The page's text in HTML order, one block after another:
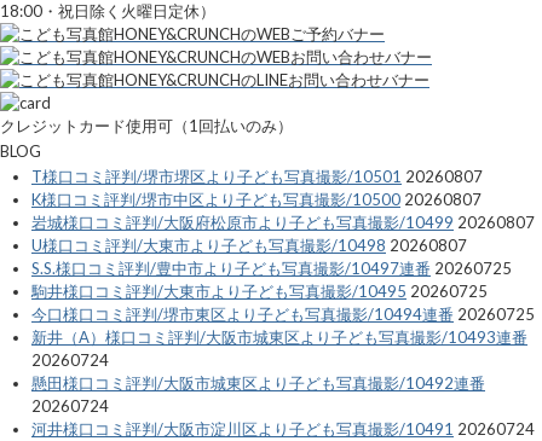
18:00・祝日除く火曜日定休）
クレジットカード使用可（1回払いのみ）
BLOG
T様口コミ評判/堺市堺区より子ども写真撮影/10501 20260807
K様口コミ評判/堺市中区より子ども写真撮影/10500 20260807
岩城様口コミ評判/大阪府松原市より子ども写真撮影/10499 20260807
U様口コミ評判/大東市より子ども写真撮影/10498 20260807
S.S.様口コミ評判/豊中市より子ども写真撮影/10497連番 20260725
駒井様口コミ評判/大東市より子ども写真撮影/10495 20260725
今口様口コミ評判/堺市東区より子ども写真撮影/10494連番 20260725
新井（A）様口コミ評判/大阪市城東区より子ども写真撮影/10493連番
20260724
懸田様口コミ評判/大阪市城東区より子ども写真撮影/10492連番
20260724
河井様口コミ評判/大阪市淀川区より子ども写真撮影/10491 20260724